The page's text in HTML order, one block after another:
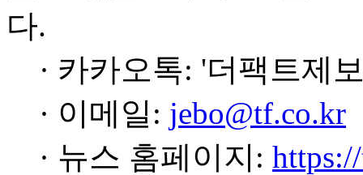
다.
· 카카오톡: '더팩트제
· 이메일: jebo@tf.co.kr
· 뉴스 홈페이지: